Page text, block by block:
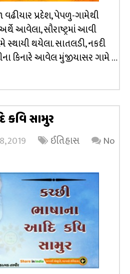
વઢીયાર પ્રદેશ, પેપળુ-ગામેથી
આવેલા, સૌરાષ્ટ્રમાં આવી
થયેલા. સાતલડી, નકદી
કિનારે આવેલ મુંજીયાસર ગામે …
કવિ સામુર
2019 ઈતિહાસ
No